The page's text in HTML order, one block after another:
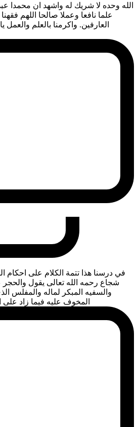
الله وحده لا شريك له واشهد ان محمدا
علما نافعا وعملا صالحا اللهم
العارفين. واكرمنا بالعلم والعمل
في درسنا هذا تتمة الكلام على احكام
شجاع رحمه الله تعالى يقول
والسفيه المبكر لماله والمفلس
المخوف عليه فيما زاد على